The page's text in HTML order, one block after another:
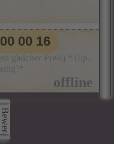
B
e
w
e
r
­
t
u
n
g
e
00 16